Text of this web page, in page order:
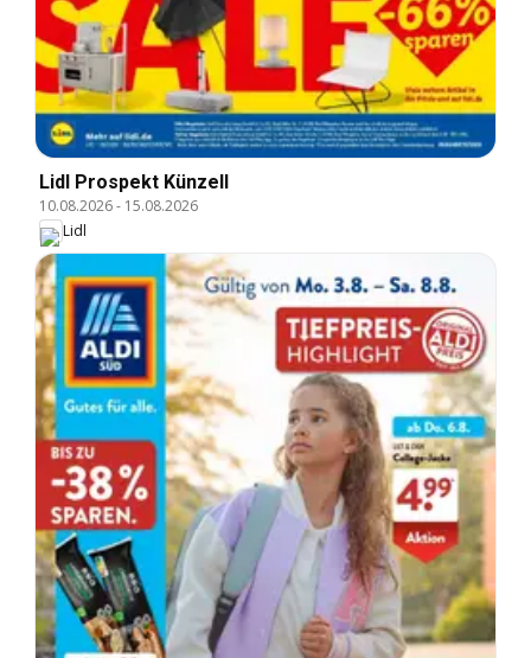
Lidl Prospekt Künzell
10.08.2026- 15.08.2026
Lidl